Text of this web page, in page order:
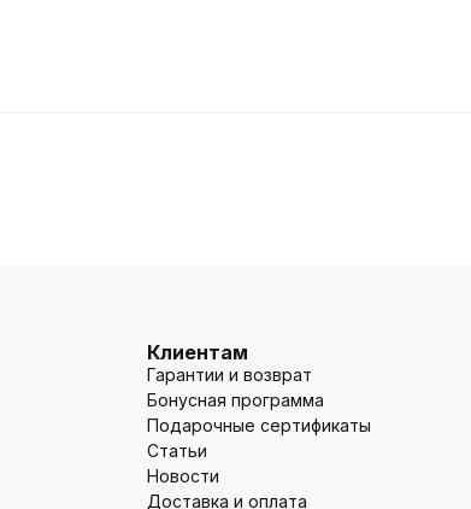
Клиентам
Гарантии и возврат
Бонусная программа
Подарочные сертификаты
Статьи
Новости
Доставка и оплата